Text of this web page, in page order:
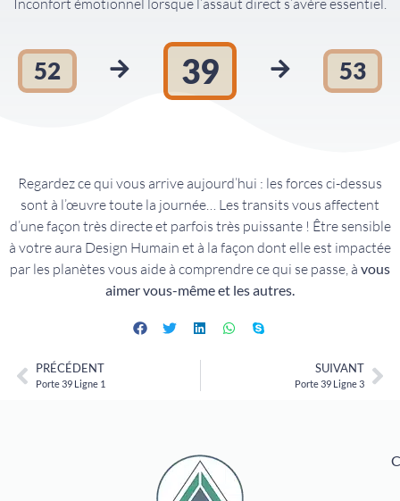
Inconfort émotionnel lorsque l’assaut direct s’avère essentiel.
52 39 53
Regardez ce qui vous arrive aujourd’hui : les forces ci-dessus
sont à l’œuvre toute la journée… Les transits vous affectent
d’une façon très directe et parfois très puissante ! Être sensible
à votre aura Design Humain et à la façon dont elle est impactée
par les planètes vous aide à comprendre ce qui se passe, à vous
aimer vous-même et les autres.
PRÉCÉDENT
Porte 39 Ligne 1
SUIVANT
Porte 39 Ligne 3